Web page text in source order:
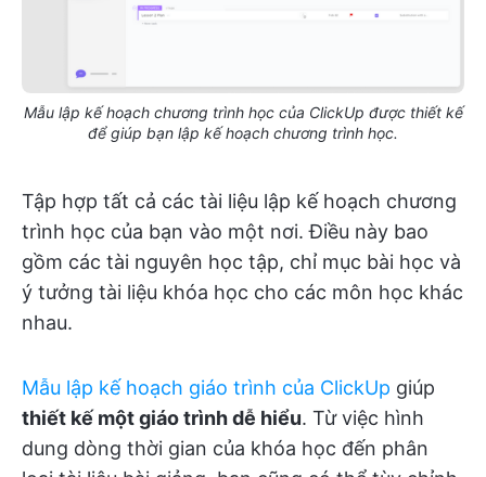
Mẫu lập kế hoạch chương trình học của ClickUp được thiết kế
để giúp bạn lập kế hoạch chương trình học.
Tập hợp tất cả các tài liệu lập kế hoạch chương
trình học của bạn vào một nơi. Điều này bao
gồm các tài nguyên học tập, chỉ mục bài học và
ý tưởng tài liệu khóa học cho các môn học khác
nhau.
Mẫu lập kế hoạch giáo trình của ClickUp giúp
thiết kế một giáo trình dễ hiểu. Từ việc hình
dung dòng thời gian của khóa học đến phân